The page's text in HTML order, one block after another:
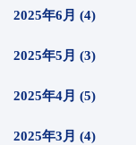
2025年6月 (4)
2025年5月 (3)
2025年4月 (5)
2025年3月 (4)